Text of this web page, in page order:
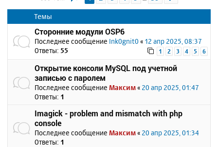
Темы
Сторонние модули OSP6
Последнее сообщение Ink0gnit0 « 12 апр 2025, 08:37
Ответы: 55 1 2 3 4 5 6
Открытие консоли MySQL под учетной
записью с паролем
Последнее сообщение Максим « 20 апр 2025, 01:47
Ответы: 1
Imagick - problem and mismatch with php
console
Последнее сообщение Максим « 20 апр 2025, 01:34
Ответы: 1